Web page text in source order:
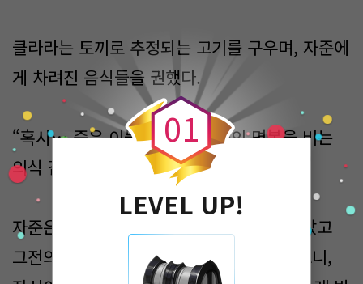
클라라는 토끼로 추정되는 고기를 구우며, 자준에
게 차려진 음식들을 권했다.
“혹시… 죽은 이들을 위해. 그들의 명복을 비는
의식 같은 건 없나?”
자준은, 혼돈의 공간에서 500년을 홀로 살았고
그전의 삶까지 합치면 530살이 넘어가다 보니,
0
0
1
LEVEL UP!